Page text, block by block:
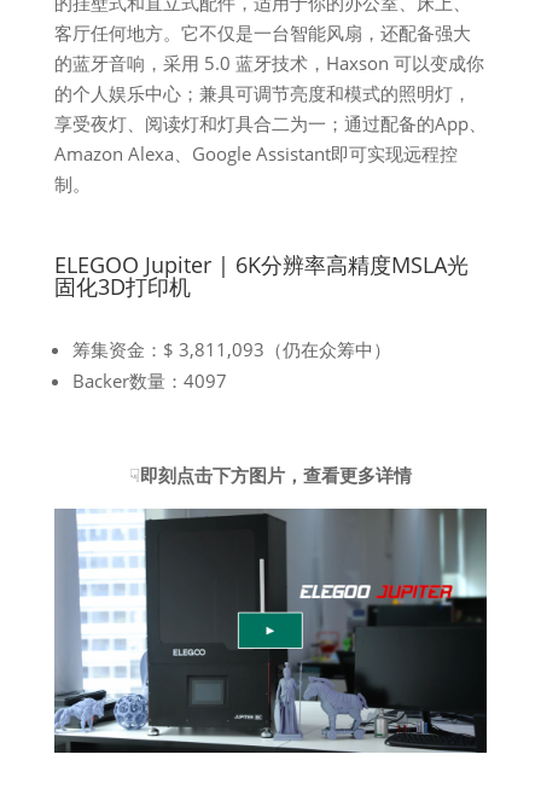
客厅任何地方。它不仅是一台智能风扇，还配备强大
的蓝牙音响，采用 5.0 蓝牙技术，Haxson 可以变成你
的个人娱乐中心；兼具可调节亮度和模式的照明灯，
享受夜灯、阅读灯和灯具合二为一；通过配备的App、
Amazon Alexa、Google Assistant即可实现远程控
制。
ELEGOO Jupiter | 6K分辨率高精度MSLA光
固化3D打印机
筹集资金：$ 3,811,093（仍在众筹中）
Backer数量：4097
☟即刻点击下方图片，查看更多详情